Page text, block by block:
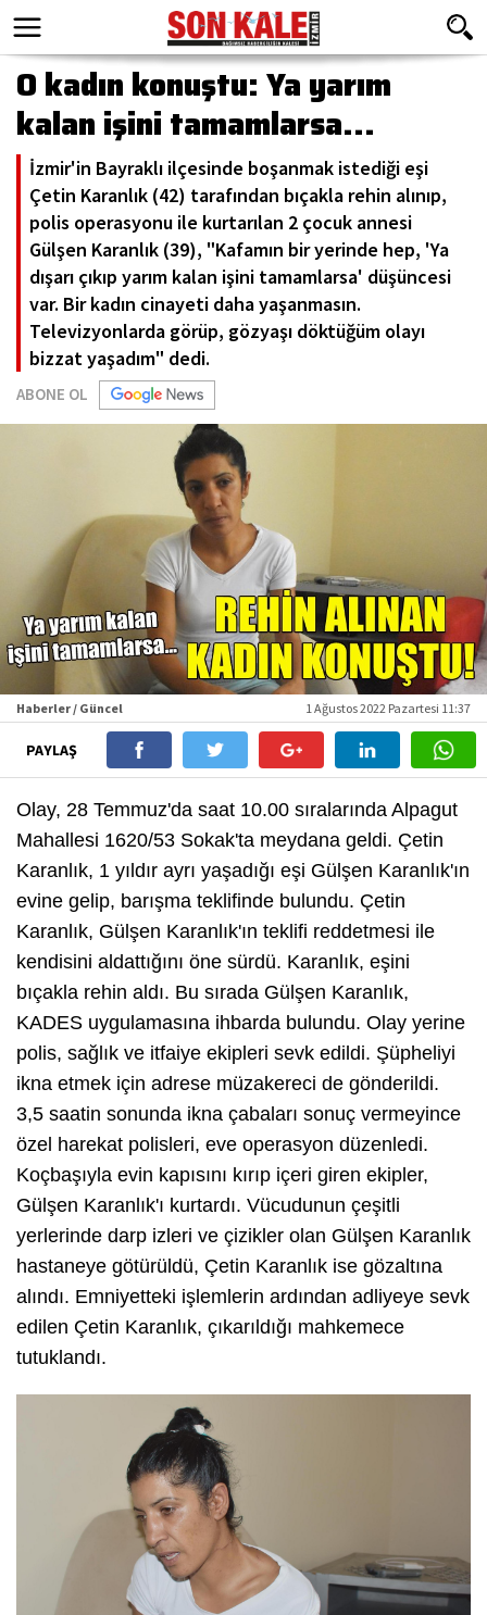
O kadın konuştu: Ya yarım
kalan işini tamamlarsa...
İzmir'in Bayraklı ilçesinde boşanmak istediği eşi
Çetin Karanlık (42) tarafından bıçakla rehin alınıp,
polis operasyonu ile kurtarılan 2 çocuk annesi
Gülşen Karanlık (39), "Kafamın bir yerinde hep, 'Ya
dışarı çıkıp yarım kalan işini tamamlarsa' düşüncesi
var. Bir kadın cinayeti daha yaşanmasın.
Televizyonlarda görüp, gözyaşı döktüğüm olayı
bizzat yaşadım" dedi.
ABONE OL
Haberler / Güncel 1 Ağustos 2022 Pazartesi 11:37
PAYLAŞ
Olay, 28 Temmuz'da saat 10.00 sıralarında Alpagut
Mahallesi 1620/53 Sokak'ta meydana geldi. Çetin
Karanlık, 1 yıldır ayrı yaşadığı eşi Gülşen Karanlık'ın
evine gelip, barışma teklifinde bulundu. Çetin
Karanlık, Gülşen Karanlık'ın teklifi reddetmesi ile
kendisini aldattığını öne sürdü. Karanlık, eşini
bıçakla rehin aldı. Bu sırada Gülşen Karanlık,
KADES uygulamasına ihbarda bulundu. Olay yerine
polis, sağlık ve itfaiye ekipleri sevk edildi. Şüpheliyi
ikna etmek için adrese müzakereci de gönderildi.
3,5 saatin sonunda ikna çabaları sonuç vermeyince
özel harekat polisleri, eve operasyon düzenledi.
Koçbaşıyla evin kapısını kırıp içeri giren ekipler,
Gülşen Karanlık'ı kurtardı. Vücudunun çeşitli
yerlerinde darp izleri ve çizikler olan Gülşen Karanlık
hastaneye götürüldü, Çetin Karanlık ise gözaltına
alındı. Emniyetteki işlemlerin ardından adliyeye sevk
edilen Çetin Karanlık, çıkarıldığı mahkemece
tutuklandı.